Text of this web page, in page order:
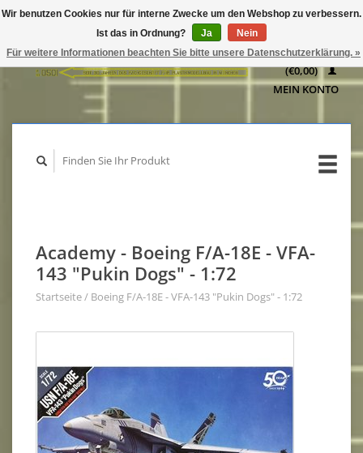
WARENKORB
(€0,00)
MEIN KONTO
Academy - Boeing F/A-18E - VFA-
143 "Pukin Dogs" - 1:72
Startseite/ Boeing F/A-18E - VFA-143 "Pukin Dogs" - 1:72
Wir benutzen Cookies nur für interne Zwecke um den Webshop zu verbessern.
Ist das in Ordnung?
Ja
Nein
Für weitere Informationen beachten Sie bitte unsere Datenschutzerklärung. »